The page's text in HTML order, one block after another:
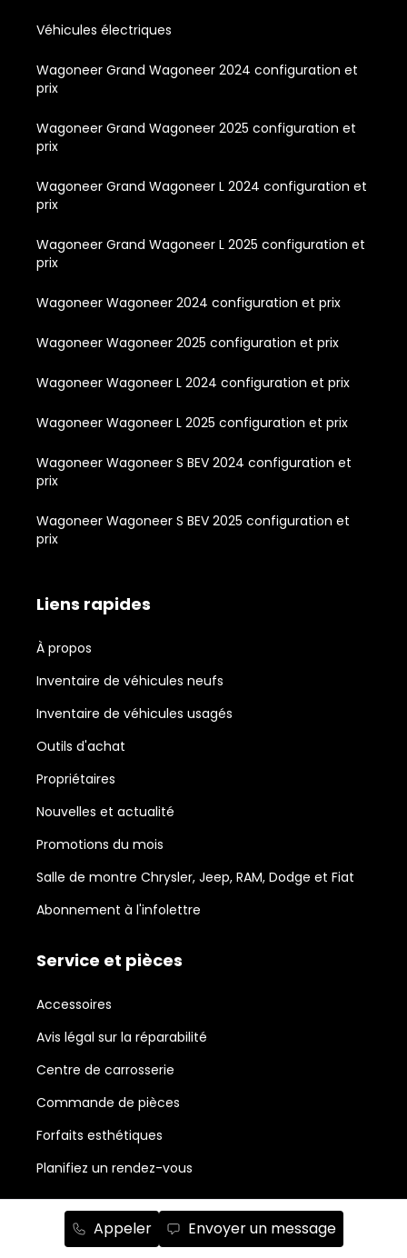
Appeler Envoyer un message
Véhicules électriques
Wagoneer Grand Wagoneer 2024 configuration et
prix
Wagoneer Grand Wagoneer 2025 configuration et
prix
Wagoneer Grand Wagoneer L 2024 configuration et
prix
Wagoneer Grand Wagoneer L 2025 configuration et
prix
Wagoneer Wagoneer 2024 configuration et prix
Wagoneer Wagoneer 2025 configuration et prix
Wagoneer Wagoneer L 2024 configuration et prix
Wagoneer Wagoneer L 2025 configuration et prix
Wagoneer Wagoneer S BEV 2024 configuration et
prix
Wagoneer Wagoneer S BEV 2025 configuration et
prix
Liens rapides
À propos
Inventaire de véhicules neufs
Inventaire de véhicules usagés
Outils d'achat
Propriétaires
Nouvelles et actualité
Promotions du mois
Salle de montre Chrysler, Jeep, RAM, Dodge et Fiat
Abonnement à l'infolettre
Service et pièces
Accessoires
Avis légal sur la réparabilité
Centre de carrosserie
Commande de pièces
Forfaits esthétiques
Planifiez un rendez-vous
Neufs en stock